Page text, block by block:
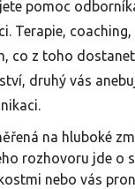
pomoc
Terapie,
co z toho
druhý vás
na hluboké
rozhovoru jde o
nebo vás